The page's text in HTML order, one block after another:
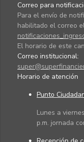
Correo para
Para el envío de
habilitado el correo
El horario de este
Correo institucional:
Horario de atención
Punto
Lunes a
p.m. jornada